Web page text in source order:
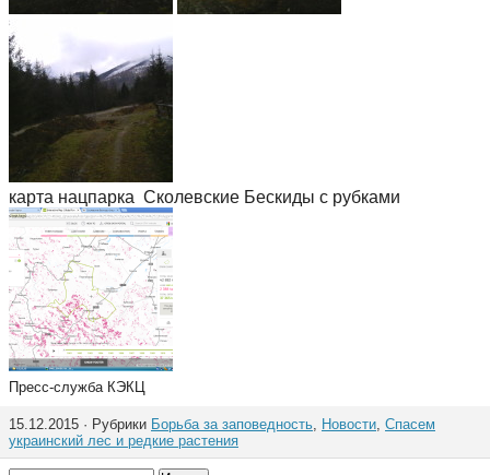
карта нацпарка Сколевские Бескиды с рубками
Пресс-служба КЭКЦ
15.12.2015 · Рубрики Борьба за заповедность, Новости, Спасем
украинский лес и редкие растения